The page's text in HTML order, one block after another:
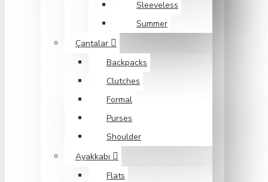
Sleeveless
Summer
Çantalar
Backpacks
Clutches
Formal
Purses
Shoulder
Ayakkabı
Flats